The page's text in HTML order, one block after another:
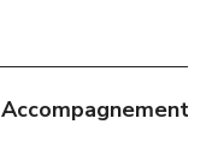
Accompagnement